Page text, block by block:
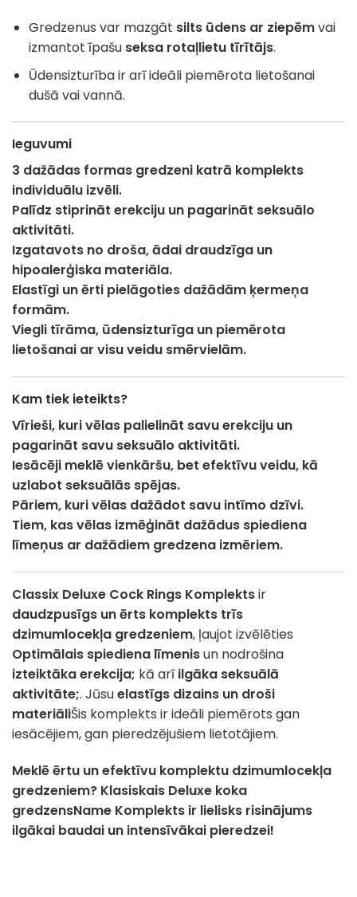
Gredzenus var mazgāt silts ūdens ar ziepēmvai
izmantot īpašu seksa rotaļlietu tīrītājs.
Ūdensizturība ir arī ideāli piemērota lietošanai
dušā vai vannā.
Ieguvumi
3 dažādas formas gredzeni katrā komplekts
individuālu izvēli.
Palīdz stiprināt erekciju un pagarināt seksuālo
aktivitāti.
Izgatavots no droša, ādai draudzīga un
hipoalerģiska materiāla.
Elastīgi un ērti pielāgoties dažādām ķermeņa
formām.
Viegli tīrāma, ūdensizturīga un piemērota
lietošanai ar visu veidu smērvielām.
Kam tiek ieteikts?
Vīrieši, kuri vēlas palielināt savu erekciju un
pagarināt savu seksuālo aktivitāti.
Iesācēji meklē vienkāršu, bet efektīvu veidu, kā
uzlabot seksuālās spējas.
Pāriem, kuri vēlas dažādot savu intīmo dzīvi.
Tiem, kas vēlas izmēģināt dažādus spiediena
līmeņus ar dažādiem gredzena izmēriem.
Classix Deluxe Cock Rings Komplektsir
daudzpusīgs un ērts komplekts trīs
dzimumlocekļa gredzeniem, ļaujot izvēlēties
Optimālais spiediena līmenisun nodrošina
izteiktāka erekcija; kā arīilgāka seksuālā
aktivitāte;. Jūsuelastīgs dizains un droši
materiāliŠis komplekts ir ideāli piemērots gan
iesācējiem, gan pieredzējušiem lietotājiem.
Meklē ērtu un efektīvu komplektu dzimumlocekļa
gredzeniem? Klasiskais Deluxe koka
gredzensName Komplekts ir lielisks risinājums
ilgākai baudai un intensīvākai pieredzei!